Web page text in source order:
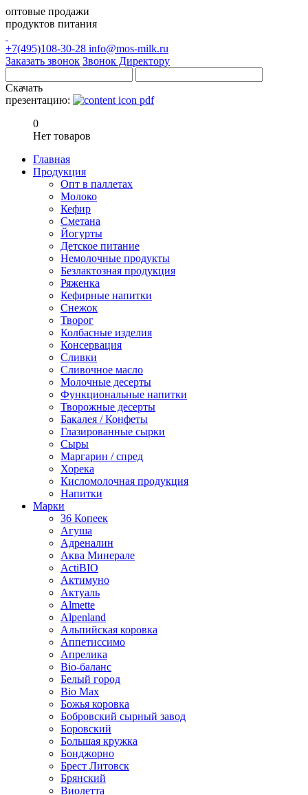
оптовые продажи
продуктов питания
+7(495)108-30-28 info@mos-milk.ru
Заказать звонок Звонок Директору
Скачать
презентацию:
0
Нет товаров
Главная
Продукция
Опт в паллетах
Молоко
Кефир
Сметана
Йогурты
Детское питание
Немолочные продукты
Безлактозная продукция
Ряженка
Кефирные напитки
Снежок
Творог
Колбасные изделия
Консервация
Сливки
Сливочное масло
Молочные десерты
Функциональные напитки
Творожные десерты
Бакалея / Конфеты
Глазированные сырки
Сыры
Маргарин / спред
Хорека
Кисломолочная продукция
Напитки
Марки
36 Копеек
Агуша
Адреналин
Аква Минерале
ActiBIO
Актимуно
Актуаль
Almette
Alpenland
Альпийская коровка
Аппетиссимо
Апрелика
Bio-баланс
Белый город
Bio Max
Божья коровка
Бобровский сырный завод
Боровский
Большая кружка
Бонджорно
Брест Литовск
Брянский
Виолетта